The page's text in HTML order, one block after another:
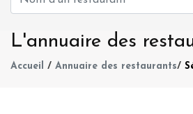
L'annuaire des
Accueil / Annuaire des restaurants/